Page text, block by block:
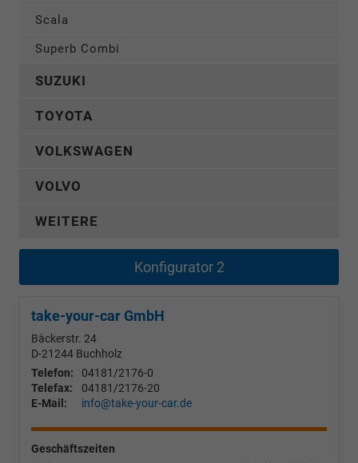
Scala
Superb Combi
SUZUKI
TOYOTA
VOLKSWAGEN
VOLVO
WEITERE
Konfigurator 2
take-your-car GmbH
Bäckerstr. 24
D-21244 Buchholz
Telefon:
04181/2176-0
Telefax:
04181/2176-20
E-Mail:
info@take-your-car.de
Geschäftszeiten